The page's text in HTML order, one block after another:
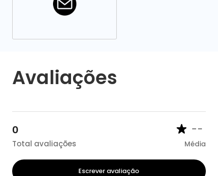
Avaliações
0
Total avaliações
--
Média
Escrever avaliação